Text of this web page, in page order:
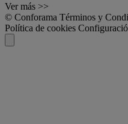
Ver más >>
© Conforama Términos y
Política de cookies